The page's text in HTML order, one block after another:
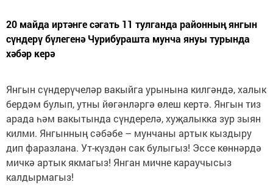
20 майда иртәнге сәгать 11 тулганда районның янгын
сүндерү бүлегенә Чурибурашта мунча януы турында
хәбәр керә
Янгын сүндерүчеләр вакыйга урынына килгәндә, халык
бердәм булып, утны йөгәнләргә өлеш кертә. Янгын тиз
арада һәм вакытында сүндерелә, хуҗалыкка зур зыян
килми. Янгынның сәбәбе – мунчаны артык кыздыру
дип фаразлана. Ут-күздән сак булыгыз! Эссе көннәрдә
мичкә артык якмагыз! Янган мичне караучысыз
калдырмагыз!